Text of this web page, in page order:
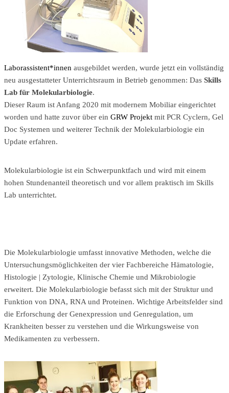
Laborassistent*innen ausgebildet werden, wurde jetzt ein vollständig
neu ausgestatteter Unterrichtsraum in Betrieb genommen: Das Skills
Lab für Molekularbiologie.
Dieser Raum ist Anfang 2020 mit modernem Mobiliar eingerichtet
worden und hatte zuvor über ein GRW Projekt mit PCR Cyclern, Gel
Doc Systemen und weiterer Technik der Molekularbiologie ein
Update erfahren.
Molekularbiologie ist ein Schwerpunktfach und wird mit einem
hohen Stundenanteil theoretisch und vor allem praktisch im Skills
Lab unterrichtet.
Die Molekularbiologie umfasst innovative Methoden, welche die
Untersuchungsmöglichkeiten der vier Fachbereiche Hämatologie,
Histologie | Zytologie, Klinische Chemie und Mikrobiologie
erweitert. Die Molekularbiologie befasst sich mit der Struktur und
Funktion von DNA, RNA und Proteinen. Wichtige Arbeitsfelder sind
die Erforschung der Genexpression und Genregulation, um
Krankheiten besser zu verstehen und die Wirkungsweise von
Medikamenten zu verbessern.